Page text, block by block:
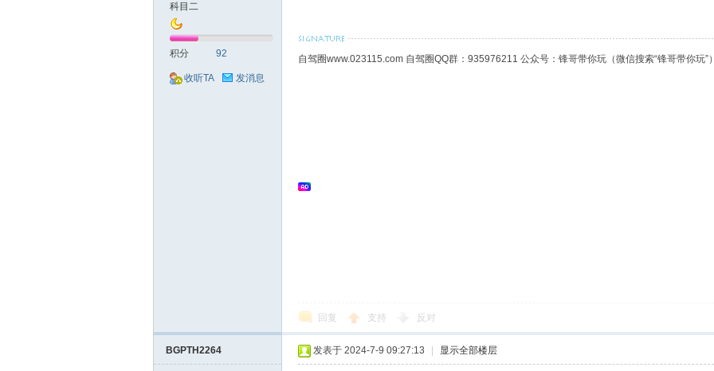
科目二
积分 92
收听TA 发消息
自驾圈www.023115.com 自驾圈QQ群：935976211 公众号：锋哥带你玩（微信搜索“锋哥带你玩”
回复 支持 反对
BGPTH2264 发表于 2024-7-9 09:27:13 显示全部楼层